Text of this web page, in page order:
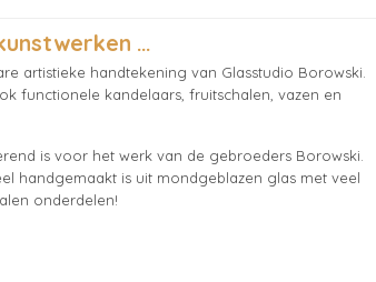
...
artistieke handtekening van Glasstudio Borowski.
functionele kandelaars, fruitschalen, vazen en
is voor het werk van de gebroeders Borowski.
handgemaakt is uit mondgeblazen glas met veel
onderdelen!